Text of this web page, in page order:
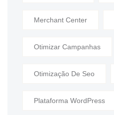
Merchant Center
Otimizar Campanhas
Otimização De Seo
Plataforma WordPress